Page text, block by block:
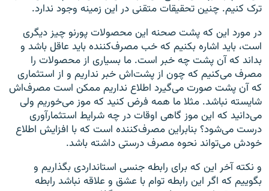
ترک کنیم. چنین تحقیقات متقنی در این زمینه وجود ندارد.
در مورد این که پشت صحنه این محصولات پورنو چیز دیگری
است، باید اشاره بکنیم که خب مصرف‌کننده باید عاقل باشد و
بداند که آن پشت چه خبر است. ما بسیاری از محصولات را
مصرف می‌کنیم که چون از پشت‌اش خبر نداریم و از استثماری
که آن پشت صورت می‌گیرد اطلاع نداریم ممکن است مصرف‌اش
شایسته نباشد. مثلا ما همه فرض کنید که موز می‌خوریم ولی
می‌دانید که این موز گاهی اوقات در چه شرایط استثمارآوری
درست می‌شود؟ بنابراین مصرف‌کننده است که با افزایش اطلاع
خودش می‌تواند نحوه مصرف درستی داشته باشد.
و نکته آخر این که برای رابطه جنسی استانداردی بگذاریم و
بگوییم که اگر این رابطه توام با عشق و علاقه نباشد رابطه